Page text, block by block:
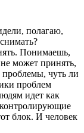
полагаю,
Понимаешь,
может принять,
проблемы, чуть ли
проблем
идет как
контролирующие
блок. И человек